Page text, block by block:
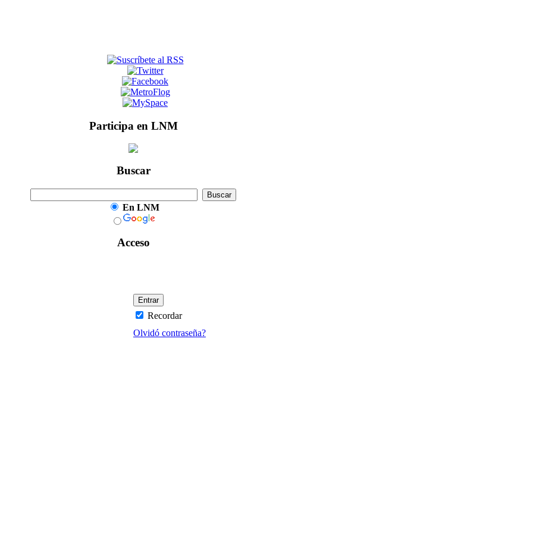
Participa en LNM
Buscar
En LNM
Acceso
Recordar
Olvidó contraseña?